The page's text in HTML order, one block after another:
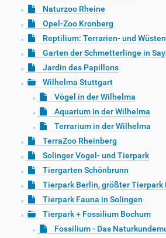
Naturzoo Rheine
Opel-Zoo Kronberg
Reptilium: Terrarien- und
Garten der Schmetterlinge in
Jardin des Papillons
Wilhelma Stuttgart
Vögel in der Wilhelma
Aquarium in der Wilhelma
Terrarium in der Wilhelma
TerraZoo Rheinberg
Solinger Vogel- und Tierpark
Tiergarten Schönbrunn
Tierpark Berlin, größter Tierpark
Tierpark Fauna in Solingen
Tierpark + Fossilium Bochum
Fossilium - Das